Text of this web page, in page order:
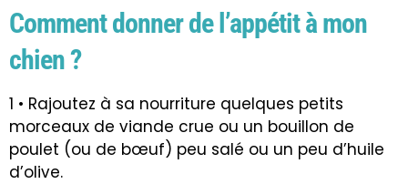
Comment donner de l’appétit à mon
chien ?
1 • Rajoutez à sa nourriture quelques petits
morceaux de viande crue ou un bouillon de
poulet (ou de bœuf) peu salé ou un peu d’huile
d’olive.